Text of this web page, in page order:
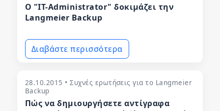
Ο "IT-Administrator" δοκιμάζει την
Langmeier Backup
Διαβάστε περισσότερα
28.10.2015 • Συχνές ερωτήσεις για το Langmeier
Backup
Πώς να δημιουργήσετε αντίγραφα